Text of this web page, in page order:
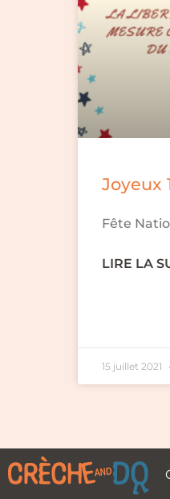
Joyeux
Fête
LIRE LA
15 juillet 2021